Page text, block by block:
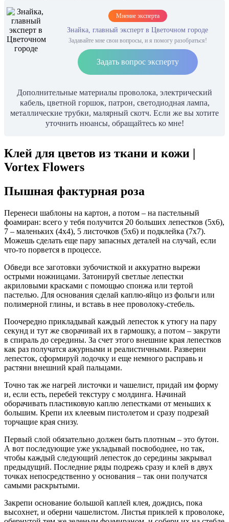
Мнение эксперта
Знайка, главный эксперт в Цветочном городе
Задавайте мне свои вопросы, и я помогу разобраться!
Задать вопрос эксперту
Дополнительные материалы проволока, электрический
кабель, цветной горшок, патрон, светодиодная лампа,
металлические трубки, малярный скотч. Если же вы хотите
уточнить нюансы, обращайтесь ко мне!
Клей для цветов из ткани и кожи |
Vortex Flowers
Пышная фактурная роза
Перенеси шаблоны на картон, а потом – на пастельный
фоамиран: всего у тебя получится 20 больших лепестков (5х6),
7 – маленьких (4х4), 5 листочков (5х6) и подклейка (7х7).
Можешь сделать еще пару запасных деталей на случай, если
что-то порвется в процессе.
Обведи все заготовки зубочисткой и аккуратно вырежи
острыми ножницами. Затонируй светлые лепестки
акриловыми красками с помощью спонжа или тертой
пастелью. Для основания сделай каплю-яйцо из фольги или
полимерной глины, и вставь в нее проволоку-стебель.
Поочередно прикладывай каждый лепесток к утюгу на пару
секунд и тут же сворачивай их в гармошку, а потом – закрути
в спираль до середины. За счет этого внешние края лепестков
как раз получатся ажурными и реалистичными. Разверни
лепесток, сформируй лодочку и еще немного расправь и
растяни внешний край пальцами.
Точно так же нагрей листочки и чашелист, придай им форму
и, если есть, перебей текстуру с молдинга. Начинай
оборачивать пластиковую каплю лепестками от меньших к
большим. Крепи их клеевым пистолетом и сразу подрезай
торчащие края снизу.
Первый слой обязательно должен быть плотным – это бутон.
А вот последующие уже укладывай посвободнее, но так,
чтобы каждый следующий лепесток до середины закрывал
предыдущий. Последние ряды подрежь сразу и клей в двух
точках непосредственно у основания – так они получатся
самыми раскрытыми.
Закрепи основание большой каплей клея, дождись, пока
высохнет, и оберни чашелистом. Листья приклей к проволоке,